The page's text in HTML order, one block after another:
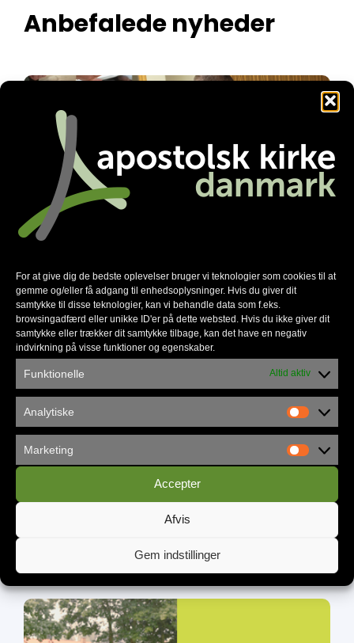
For at give dig de bedste oplevelser bruger vi teknologier som cookies til at
gemme og/eller få adgang til enhedsoplysninger. Hvis du giver dit
samtykke til disse teknologier, kan vi behandle data som f.eks.
browsingadfærd eller unikke ID'er på dette websted. Hvis du ikke giver dit
samtykke eller trækker dit samtykke tilbage, kan det have en negativ
indvirkning på visse funktioner og egenskaber.
Funktionelle Altid aktiv
Analytiske
Marketing
Accepter
Afvis
Gem indstillinger
Anbefalede nyheder
Familienetværket gør en forskel
Københavns Frikirke flytter ind i